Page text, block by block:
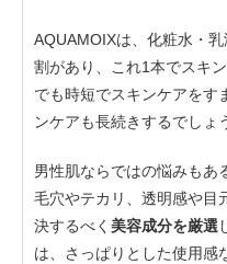
AQUAMOIXは、化粧水・
割があり、これ1本でスキ
でも時短でスキンケアをす
ンケアも長続きするでしょ
男性肌ならではの悩みもあ
毛穴やテカリ、透明感や目
決するべく 美容成分を厳選
は、さっぱりとした使用感